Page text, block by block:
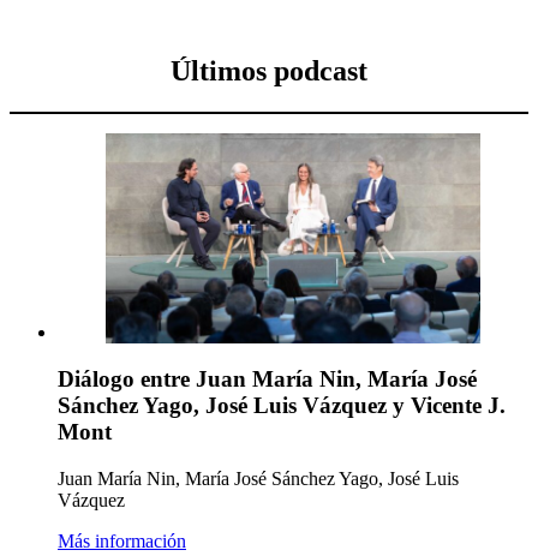
Últimos podcast
Diálogo entre Juan María Nin, María José
Sánchez Yago, José Luis Vázquez y Vicente J.
Mont
Juan María Nin, María José Sánchez Yago, José Luis
Vázquez
Más información